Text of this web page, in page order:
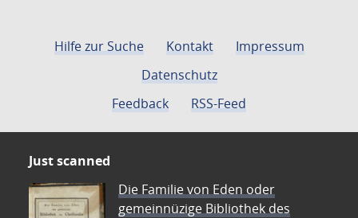
Hilfe zur Suche Kontakt
Impressum
Datenschutz
Feedback
RSS-Feed
Just scanned
Die Familie von Eden oder
gemeinnüzige Bibliothek des